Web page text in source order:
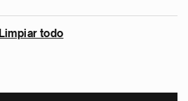
Limpiar todo